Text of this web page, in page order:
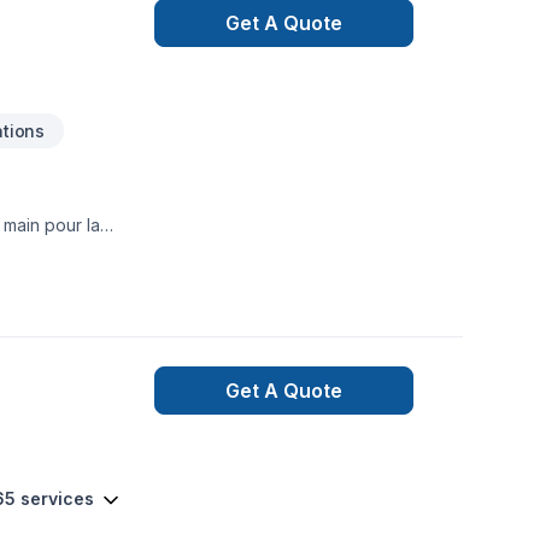
pour la
Get A Quote
services
Get A Quote